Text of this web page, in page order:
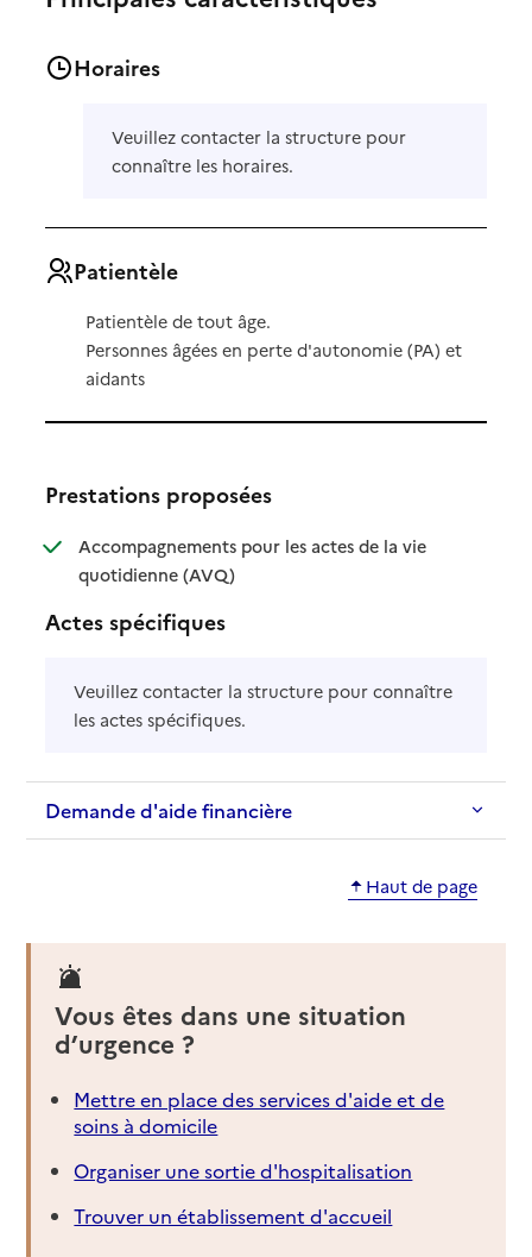
Horaires
Veuillez contacter la structure pour
connaître les horaires.
Patientèle
Patientèle de tout âge.
Personnes âgées en perte d'autonomie (PA) et
aidants
Prestations proposées
Accompagnements pour les actes de la vie
quotidienne (AVQ): disponible
: non disponible
Actes spécifiques
Veuillez contacter la structure pour connaître
les actes spécifiques.
Demande d'aide financière
Haut de page
Vous êtes dans une situation
d’urgence ?
Mettre en place des services d'aide et de
soins à domicile
Organiser une sortie d'hospitalisation
Trouver un établissement d'accueil